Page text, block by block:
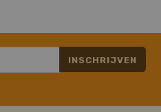
INSCHRIJVEN